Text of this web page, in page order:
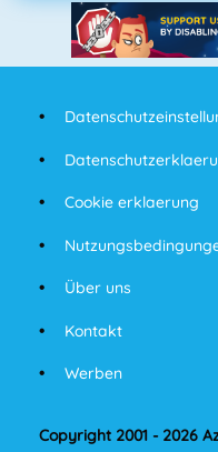
Cookie erklaerung
Über uns
Kontakt
Werben
Copyright 2001 - 2026